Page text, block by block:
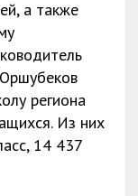
а также
региона
Из них
14 437